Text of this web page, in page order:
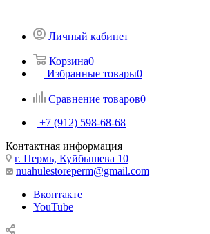
Личный кабинет
Корзина0
Избранные товары0
Сравнение товаров0
+7 (912) 598-68-68
Контактная информация
г. Пермь, Куйбышева 10
nuahulestoreperm@gmail.com
Вконтакте
YouTube